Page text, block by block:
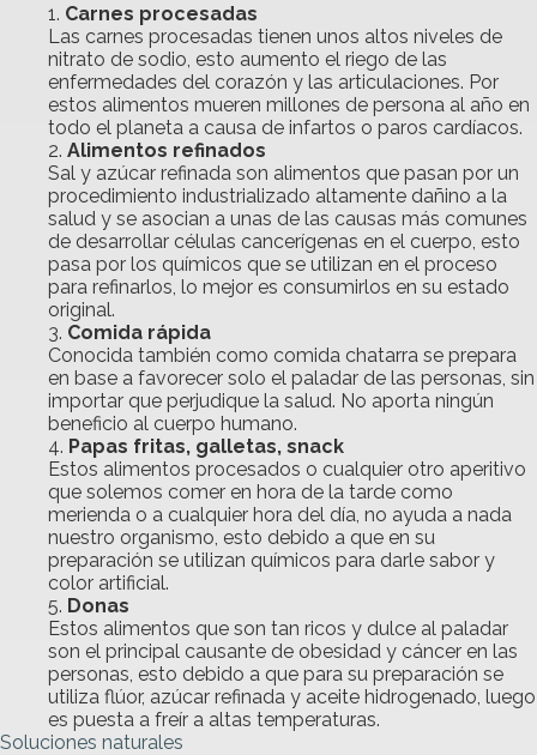
Carnes procesadas
Las carnes procesadas tienen unos altos niveles de
nitrato de sodio, esto aumento el riego de las
enfermedades del corazón y las articulaciones. Por
estos alimentos mueren millones de persona al año en
todo el planeta a causa de infartos o paros cardíacos.
Alimentos refinados
Sal y azúcar refinada son alimentos que pasan por un
procedimiento industrializado altamente dañino a la
salud y se asocian a unas de las causas más comunes
de desarrollar células cancerígenas en el cuerpo, esto
pasa por los químicos que se utilizan en el proceso
para refinarlos, lo mejor es consumirlos en su estado
original.
Comida rápida
Conocida también como comida chatarra se prepara
en base a favorecer solo el paladar de las personas, sin
importar que perjudique la salud. No aporta ningún
beneficio al cuerpo humano.
Papas fritas, galletas, snack
Estos alimentos procesados o cualquier otro aperitivo
que solemos comer en hora de la tarde como
merienda o a cualquier hora del día, no ayuda a nada
nuestro organismo, esto debido a que en su
preparación se utilizan químicos para darle sabor y
color artificial.
Donas
Estos alimentos que son tan ricos y dulce al paladar
son el principal causante de obesidad y cáncer en las
personas, esto debido a que para su preparación se
utiliza flúor, azúcar refinada y aceite hidrogenado, luego
es puesta a freír a altas temperaturas.
Soluciones naturales